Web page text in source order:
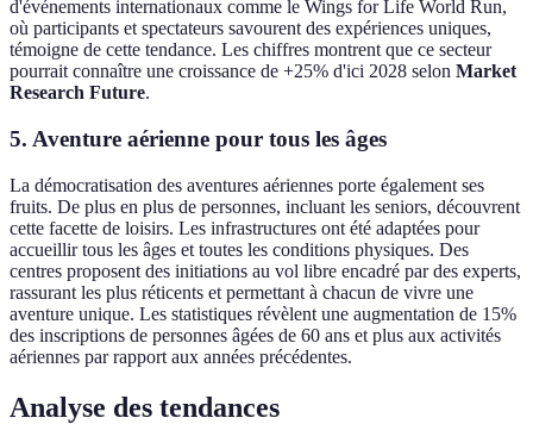
d'événements internationaux comme le Wings for Life World Run,
où participants et spectateurs savourent des expériences uniques,
témoigne de cette tendance. Les chiffres montrent que ce secteur
pourrait connaître une croissance de +25% d'ici 2028 selon Market
Research Future.
5. Aventure aérienne pour tous les âges
La démocratisation des aventures aériennes porte également ses
fruits. De plus en plus de personnes, incluant les seniors, découvrent
cette facette de loisirs. Les infrastructures ont été adaptées pour
accueillir tous les âges et toutes les conditions physiques. Des
centres proposent des initiations au vol libre encadré par des experts,
rassurant les plus réticents et permettant à chacun de vivre une
aventure unique. Les statistiques révèlent une augmentation de 15%
des inscriptions de personnes âgées de 60 ans et plus aux activités
aériennes par rapport aux années précédentes.
Analyse des tendances